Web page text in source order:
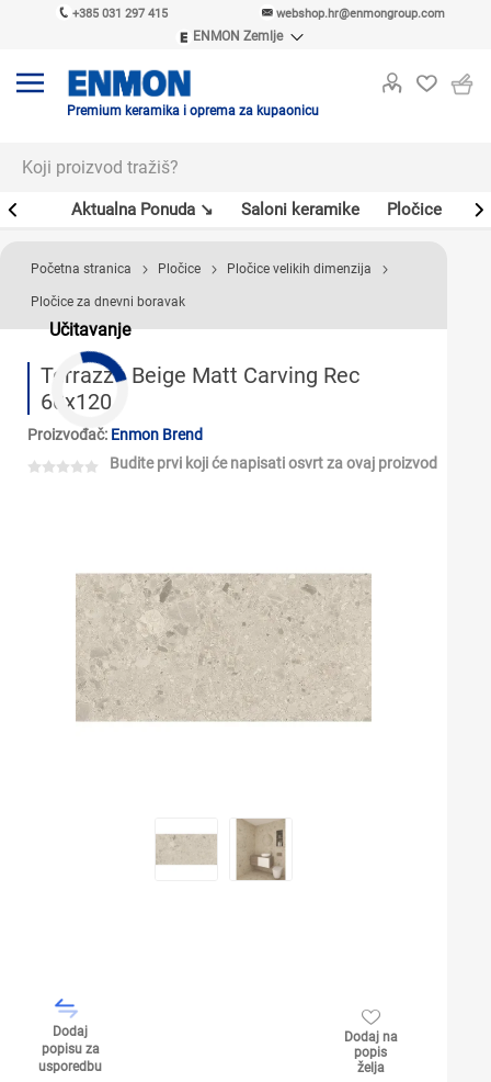
+385 031 297 415 webshop.hr@enmongroup.com
ENMON Zemlje
ENMON MKD
Premium keramika i oprema za kupaonicu
Aktualna Ponuda ↘ Saloni keramike Pločice
Učitavanje
Početna stranica Pločice Pločice velikih dimenzija
Pločice za dnevni boravak
Terrazzo Beige Matt Carving Rec
60x120
Proizvođač: Enmon Brend
Budite prvi koji će napisati osvrt za ovaj proizvod
Dodaj
popisu za
usporedbu
Dodaj na
popis
želja